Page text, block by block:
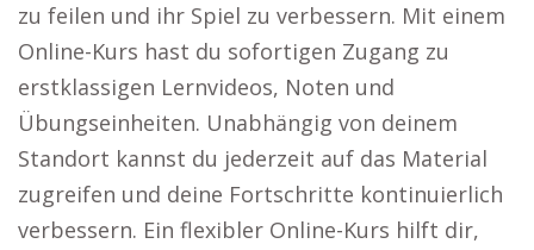
zu feilen und ihr Spiel zu verbessern. Mit einem
Online-Kurs hast du sofortigen Zugang zu
erstklassigen Lernvideos, Noten und
Übungseinheiten. Unabhängig von deinem
Standort kannst du jederzeit auf das Material
zugreifen und deine Fortschritte kontinuierlich
verbessern. Ein flexibler Online-Kurs hilft dir,